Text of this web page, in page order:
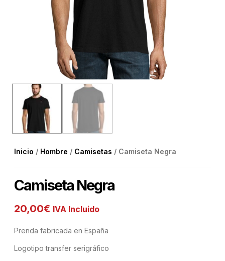
Inicio / Hombre / Camisetas / Camiseta Negra
Camiseta Negra
20,00€ IVA Incluido
Prenda fabricada en España
Logotipo transfer serigráfico